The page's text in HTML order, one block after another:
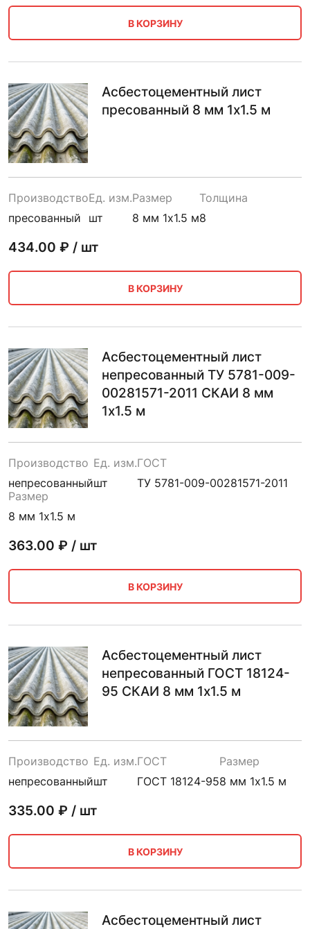
В КОРЗИНУ
Асбестоцементный лист
пресованный 8 мм 1х1.5 м
Производство
пресованный
Ед. изм.
шт
Размер
8 мм 1х1.5 м
Толщина
8
434.00 ₽ / шт
В КОРЗИНУ
Асбестоцементный лист
непресованный ТУ 5781-009-
00281571-2011 СКАИ 8 мм
1х1.5 м
Производство
непресованный
Ед. изм.
шт
ГОСТ
ТУ 5781-009-00281571-2011
Размер
8 мм 1х1.5 м
363.00 ₽ / шт
В КОРЗИНУ
Асбестоцементный лист
непресованный ГОСТ 18124-
95 СКАИ 8 мм 1х1.5 м
Производство
непресованный
Ед. изм.
шт
ГОСТ
ГОСТ 18124-95
Размер
8 мм 1х1.5 м
335.00 ₽ / шт
В КОРЗИНУ
Асбестоцементный лист